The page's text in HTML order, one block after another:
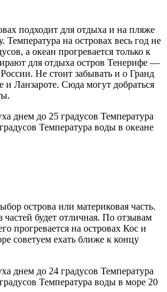
подходит для отдыха и на пляже
Температура на островах весь год не
а океан прогревается только к
для отдыха остров Тенерифе —
Не стоит забывать и о Гранд
и Ланзароте. Сюда могут добраться
днем до 25 градусов Температура
Температура воды в океане
острова или материковая часть.
будет отличная. По отзывам
прогревается на островах Кос и
советуем ехать ближе к концу
днем до 24 градусов Температура
Температура воды в море 20